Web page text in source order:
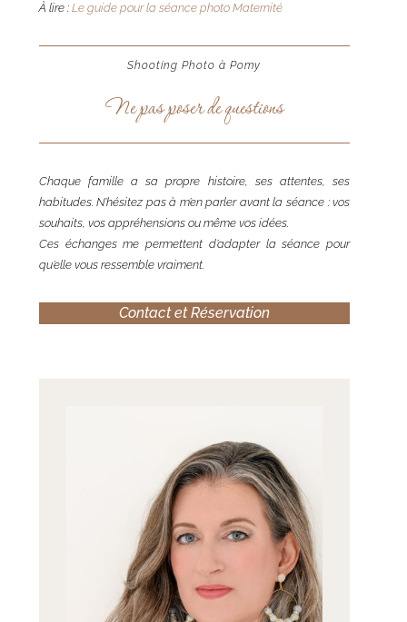
À lire : Le guide pour la séance photo Maternité
Shooting Photo à Pomy
Ne pas poser de questions
Chaque famille a sa propre histoire, ses attentes, ses
habitudes. N’hésitez pas à m’en parler avant la séance : vos
souhaits, vos appréhensions ou même vos idées.
Ces échanges me permettent d’adapter la séance pour
qu’elle vous ressemble vraiment.
Contact et Réservation